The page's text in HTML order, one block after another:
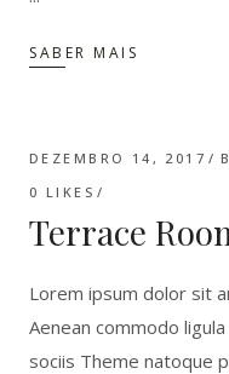
SABER MAIS
DEZEMBRO 14, 2017
0 LIKES
Terrace
Lorem ipsum dolor sit
Aenean commodo
sociis Theme natoque